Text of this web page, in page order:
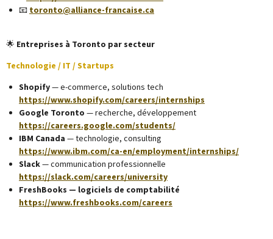
📧 toronto@alliance-francaise.ca
🌟 Entreprises à Toronto par secteur
Technologie / IT / Startups
Shopify— e-commerce, solutions tech
https://www.shopify.com/careers/internships
Google Toronto — recherche, développement
https://careers.google.com/students/
IBM Canada — technologie, consulting
https://www.ibm.com/ca-en/employment/internships/
Slack— communication professionnelle
https://slack.com/careers/university
FreshBooks — logiciels de comptabilité
https://www.freshbooks.com/careers